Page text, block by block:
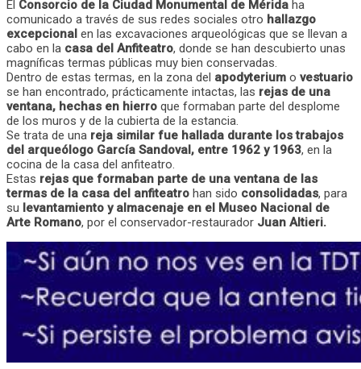
El Consorcio de la Ciudad Monumental de Mérida ha
comunicado a través de sus redes sociales otro hallazgo
excepcional en las excavaciones arqueológicas que se llevan a
cabo en la casa del Anfiteatro, donde se han descubierto unas
magníficas termas públicas muy bien conservadas.
Dentro de estas termas, en la zona del apodyterium o vestuario
se han encontrado, prácticamente intactas, las rejas de una
ventana, hechas en hierro que formaban parte del desplome
de los muros y de la cubierta de la estancia.
Se trata de una reja similar fue hallada durante los trabajos
del arqueólogo García Sandoval, entre 1962 y 1963, en la
cocina de la casa del anfiteatro.
Estas rejas que formaban parte de una ventana de las
termas de la casa del anfiteatro han sido consolidadas, para
su levantamiento y almacenaje en el Museo Nacional de
Arte Romano, por el conservador-restaurador Juan Altieri.